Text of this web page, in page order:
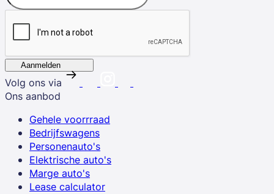
Aanmelden
Volg ons via
Ons aanbod
Gehele voorrraad
Bedrijfswagens
Personenauto's
Elektrische auto's
Marge auto's
Lease calculator